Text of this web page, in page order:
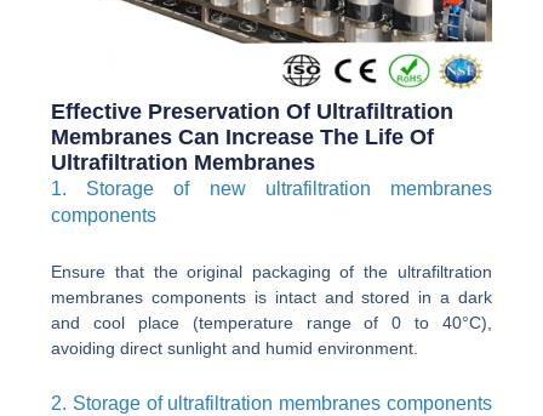
Effective Preservation Of Ultrafiltration
Membranes Can Increase The Life Of
Ultrafiltration Membranes
1. Storage of new ultrafiltration membranes
components
Ensure that the original packaging of the ultrafiltration
membranes components is intact and stored in a dark
and cool place (temperature range of 0 to 40°C),
avoiding direct sunlight and humid environment.
2. Storage of ultrafiltration membranes components